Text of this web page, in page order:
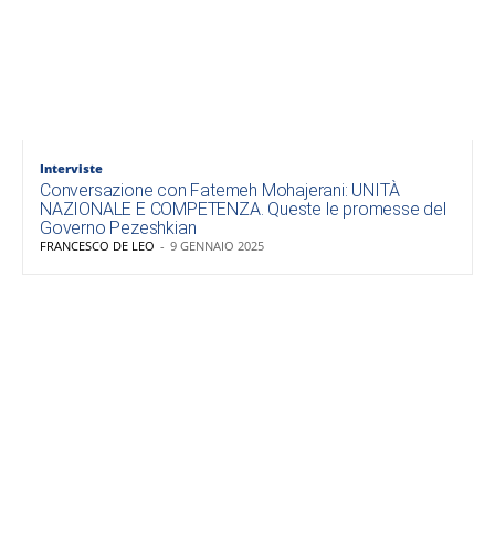
Interviste
Conversazione con Fatemeh Mohajerani: UNITÀ
NAZIONALE E COMPETENZA. Queste le promesse del
Governo Pezeshkian
FRANCESCO DE LEO - 9 GENNAIO 2025